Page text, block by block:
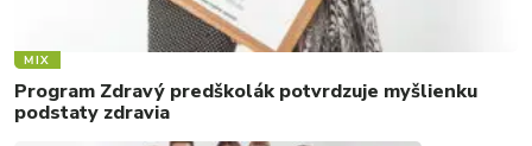
MIX
Program Zdravý predškolák potvrdzuje myšlienku
podstaty zdravia